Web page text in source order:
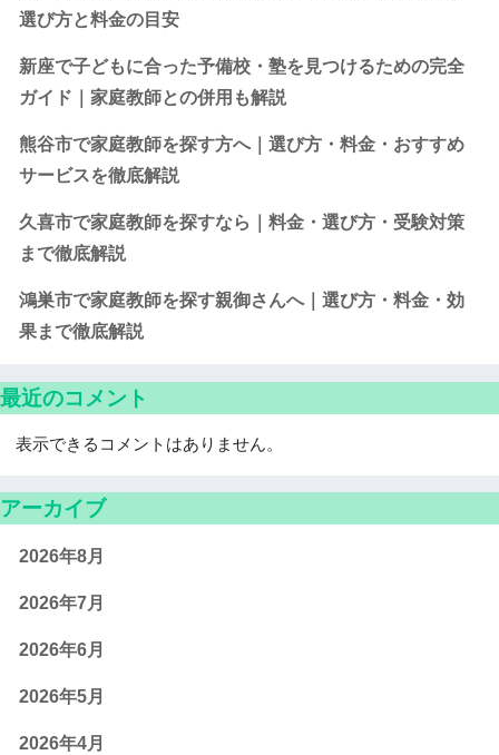
選び方と料金の目安
新座で子どもに合った予備校・塾を見つけるための完全
ガイド｜家庭教師との併用も解説
熊谷市で家庭教師を探す方へ｜選び方・料金・おすすめ
サービスを徹底解説
久喜市で家庭教師を探すなら｜料金・選び方・受験対策
まで徹底解説
鴻巣市で家庭教師を探す親御さんへ｜選び方・料金・効
果まで徹底解説
最近のコメント
表示できるコメントはありません。
アーカイブ
2026年8月
2026年7月
2026年6月
2026年5月
2026年4月